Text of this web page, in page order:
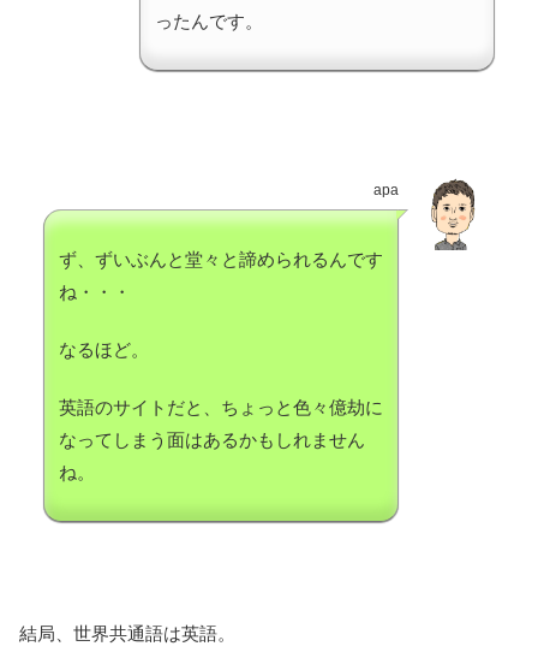
ったんです。
apa
ず、ずいぶんと堂々と諦められるんです
ね・・・
なるほど。
英語のサイトだと、ちょっと色々億劫に
なってしまう面はあるかもしれません
ね。
結局、世界共通語は英語。